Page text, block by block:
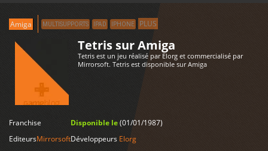
Amiga MULTISUPPORTS IPAD IPHONE PLUS
Tetris sur Amiga
Tetris est un jeu réalisé par Elorg et commercialisé par
Mirrorsoft. Tetris est disponible sur Amiga
Franchise
EditeursMirrorsoft
Disponible le(01/01/1987)
Développeurs Elorg